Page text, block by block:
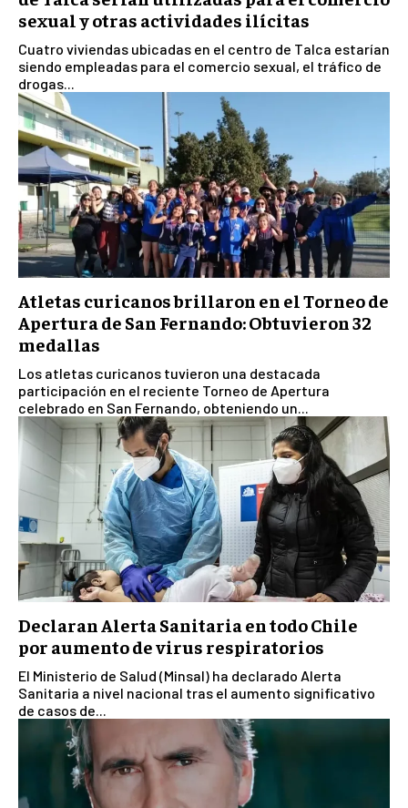
sexual y otras actividades ilícitas
Cuatro viviendas ubicadas en el centro de Talca estarían
siendo empleadas para el comercio sexual, el tráfico de
drogas...
Atletas curicanos brillaron en el Torneo de
Apertura de San Fernando: Obtuvieron 32
medallas
Los atletas curicanos tuvieron una destacada
participación en el reciente Torneo de Apertura
celebrado en San Fernando, obteniendo un...
Declaran Alerta Sanitaria en todo Chile
por aumento de virus respiratorios
El Ministerio de Salud (Minsal) ha declarado Alerta
Sanitaria a nivel nacional tras el aumento significativo
de casos de...